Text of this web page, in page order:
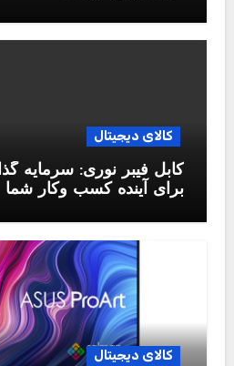
کالای دیجیتال
کابل فیبر نوری: سرمایه
برای آینده کسب وکار شما
کالای دیجیتال